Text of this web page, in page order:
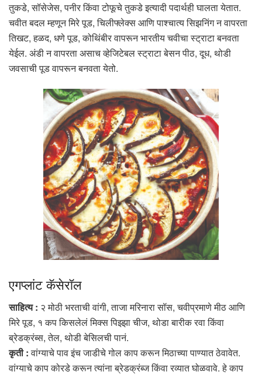
तुकडे, सॉसेजेस, पनीर किंवा टोफूचे तुकडे इत्यादी पदार्थही घालता येतात.
चवीत बदल म्हणून मिरे पूड, चिलीफ्लेक्स आणि पाश्चात्य सिझनिंग न वापरता
तिखट, हळद, धणे पूड, कोथिंबीर वापरून भारतीय चवीचा स्ट्राटा बनवता
येईल. अंडी न वापरता असाच व्हेजिटेबल स्ट्राटा बेसन पीठ, दूध, थोडी
जवसाची पूड वापरून बनवता येतो.
एगप्लांट कॅसेरॉल
साहित्य : २ मोठी भरताची वांगी, ताजा मरिनारा सॉस, चवीप्रमाणे मीठ आणि
मिरे पूड, १ कप किसलेलं मिक्स पिझ्झा चीज, थोडा बारीक रवा किंवा
ब्रेडक्रंब्स, तेल, थोडी बेसिलची पानं.
कृती :वांग्याचे पाव इंच जाडीचे गोल काप करून मिठाच्या पाण्यात ठेवावेत.
वांग्याचे काप कोरडे करून त्यांना ब्रेडक्रंब्ज किंवा रव्यात घोळवावे. हे काप